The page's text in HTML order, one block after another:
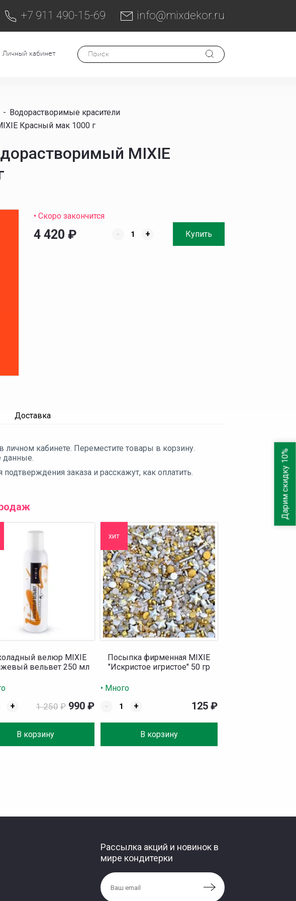
+7 911 490-15-69 info@mixdekor.ru
Личный кабинет
- Водорастворимые красители
Красный мак 1000 г
MIXIE
• Скоро закончится
4 420 ₽ - + Купить
Доставка
личном кабинете. Переместите товары в корзину.
данные.
заказа и расскажут, как оплатить.
велюр MIXIE
вельвет 250 мл
+
В корзину
1 250 ₽ 990 ₽
хит
Посыпка фирменная MIXIE
"Искристое игристое" 50 гр
• Много
-
+
В корзину
125 ₽
Рассылка акций и новинок в
мире кондитерки
Дарим скидку 10%